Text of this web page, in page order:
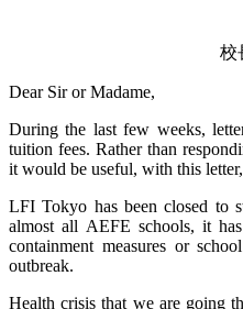
校
Dear Sir or Madame,
During the last few weeks,
tuition fees. Rather than
it would be useful, with this
LFI Tokyo has been closed to
almost all AEFE schools, it
containment measures or
outbreak.
Health crisis that we are going